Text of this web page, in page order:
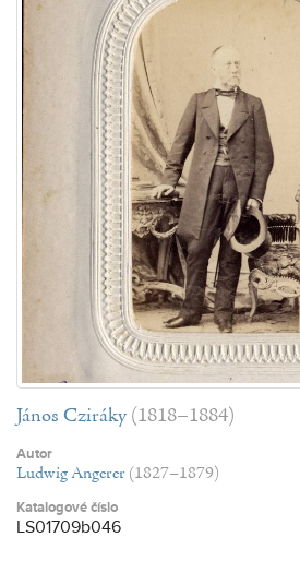
János Cziráky (1818–1884)
Autor
Ludwig Angerer (1827–1879)
Katalogové číslo
LS01709b046